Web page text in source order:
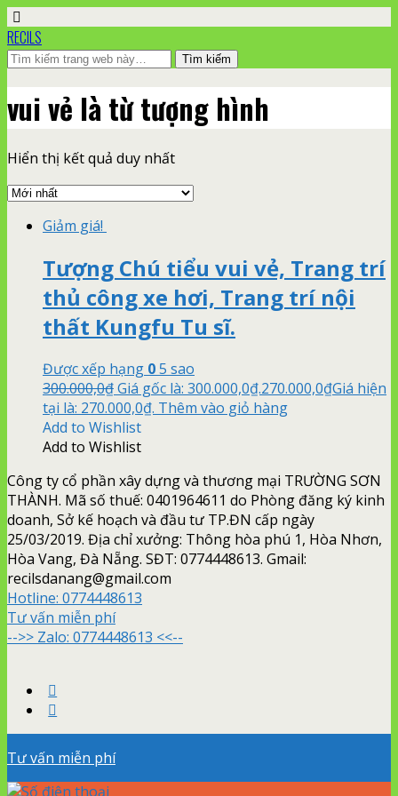
RECILS
vui vẻ là từ tượng hình
Hiển thị kết quả duy nhất
Giảm giá!
Tượng Chú tiểu vui vẻ, Trang trí
thủ công xe hơi, Trang trí nội
thất Kungfu Tu sĩ.
Được xếp hạng 05 sao
300.000,0₫Giá gốc là: 300.000,0₫.270.000,0₫Giá hiện
tại là: 270.000,0₫. Thêm vào giỏ hàng
Add to Wishlist
Add to Wishlist
Công ty cổ phần xây dựng và thương mại TRƯỜNG SƠN
THÀNH. Mã số thuế: 0401964611 do Phòng đăng ký kinh
doanh, Sở kế hoạch và đầu tư TP.ĐN cấp ngày
25/03/2019. Địa chỉ xưởng: Thông hòa phú 1, Hòa Nhơn,
Hòa Vang, Đà Nẵng. SĐT: 0774448613. Gmail:
recilsdanang@gmail.com
Hotline: 0774448613
Tư vấn miễn phí
-->> Zalo: 0774448613 <<--
Tư vấn miễn phí